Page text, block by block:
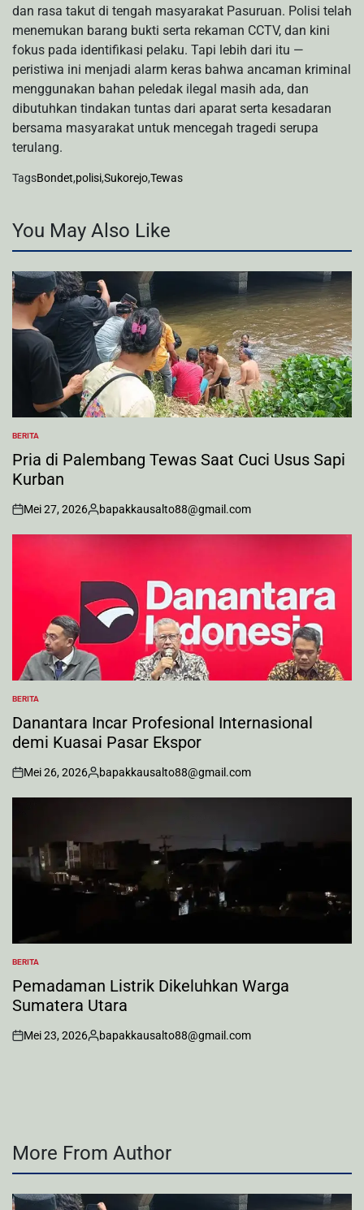
dan rasa takut di tengah masyarakat Pasuruan. Polisi telah
menemukan barang bukti serta rekaman CCTV, dan kini
fokus pada identifikasi pelaku. Tapi lebih dari itu —
peristiwa ini menjadi alarm keras bahwa ancaman kriminal
menggunakan bahan peledak ilegal masih ada, dan
dibutuhkan tindakan tuntas dari aparat serta kesadaran
bersama masyarakat untuk mencegah tragedi serupa
terulang.
TagsBondet,polisi,Sukorejo,Tewas
You May Also Like
POSTED
IN
BERITA
Pria di Palembang Tewas Saat Cuci Usus Sapi
Kurban
on
Mei 27, 2026
Posted
by
bapakkausalto88@gmail.com
POSTED
IN
BERITA
Danantara Incar Profesional Internasional
demi Kuasai Pasar Ekspor
on
Mei 26, 2026
Posted
by
bapakkausalto88@gmail.com
POSTED
IN
BERITA
Pemadaman Listrik Dikeluhkan Warga
Sumatera Utara
on
Mei 23, 2026
Posted
bapakkausalto88@gmail.com
More From Author